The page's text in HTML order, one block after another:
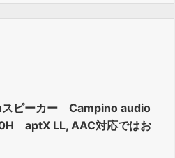
ピーカー Campino audio
aptX LL, AAC対応ではお